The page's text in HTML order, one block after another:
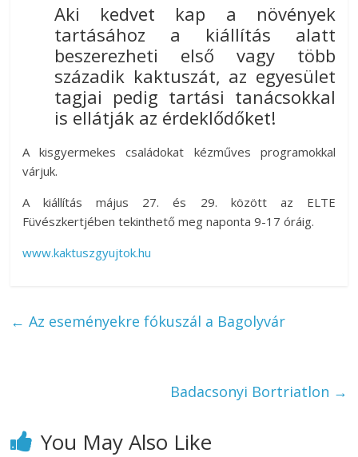
Aki kedvet kap a növények
tartásához a kiállítás alatt
beszerezheti első vagy több
századik kaktuszát, az egyesület
tagjai pedig tartási tanácsokkal
is ellátják az érdeklődőket!
A kisgyermekes családokat kézműves programokkal
várjuk.
A kiállítás május 27. és 29. között az ELTE
Füvészkertjében tekinthető meg naponta 9-17 óráig.
www.kaktuszgyujtok.hu
← Az eseményekre fókuszál a Bagolyvár
Badacsonyi Bortriatlon →
You May Also Like